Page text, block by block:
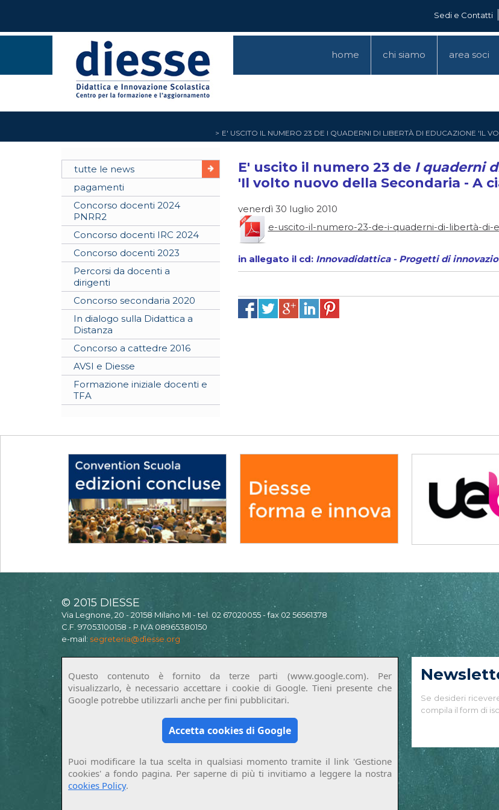
Sedi e Contatti
home chi siamo area soci
E' USCITO IL NUMERO 23 DE I QUADERNI DI LIBERTÀ DI EDUCAZIONE 'IL
tutte le news
pagamenti
Concorso docenti 2024
PNRR2
Concorso docenti IRC 2024
Concorso docenti 2023
Percorsi da docenti a
dirigenti
Concorso secondaria 2020
In dialogo sulla Didattica a
Distanza
Concorso a cattedre 2016
AVSI e Diesse
Formazione iniziale docenti e
TFA
E' uscito il numero 23 de I quaderni
'Il volto nuovo della Secondaria - A
venerdì 30 luglio 2010
e-uscito-il-numero-23-de-i-quaderni-di-libertà-di-
in allegato il cd: Innovadidattica - Progetti di
© 2015 DIESSE
Via Legnone, 20 - 20158 Milano MI - tel. 02 67020055 - fax 02 56561378
C.F. 97053100158 - P.IVA 08965380150
e-mail: segreteria@diesse.org
Questo contenuto è fornito da terze parti (www.google.com). Per
visualizzarlo, è necessario accettare i cookie di Google. Tieni presente che
Google potrebbe utilizzarli anche per fini pubblicitari.
Accetta cookies di Google
Puoi modificare la tua scelta in qualsiasi momento tramite il link 'Gestione
cookies' a fondo pagina. Per saperne di più ti invitiamo a leggere la nostra
cookies Policy.
Se desideri
compila il form di